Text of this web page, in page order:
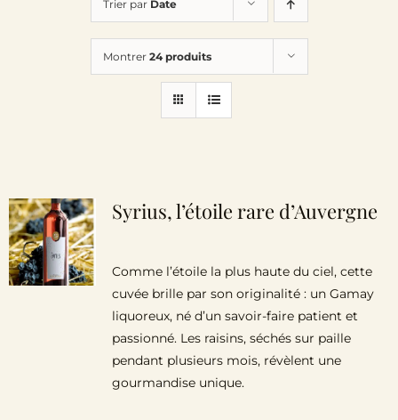
Le Domaine
Œnotourisme
Actualités
Partenaires
Contactez-nous
Trier par Date
Montrer 24 produits
Syrius, l’étoile rare d’Auvergne
Comme l’étoile la plus haute du ciel, cette
cuvée brille par son originalité : un Gamay
liquoreux, né d’un savoir-faire patient et
passionné. Les raisins, séchés sur paille
pendant plusieurs mois, révèlent une
gourmandise unique.